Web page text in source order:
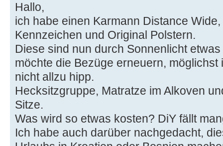
Hallo,
ich habe einen Karmann Distance
Kennzeichen und Original Polstern.
Diese sind nun durch Sonnenlicht
möchte die Bezüge erneuern,
nicht allzu hipp.
Hecksitzgruppe, Matratze im Alkoven
Sitze.
Was wird so etwas kosten? DiY fällt
Ich habe auch darüber nachgedacht,